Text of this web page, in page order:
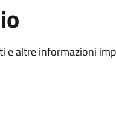
e altre informazioni